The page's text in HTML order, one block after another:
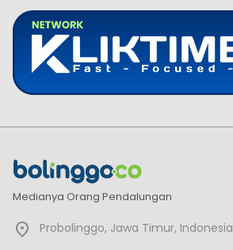
Medianya Orang Pendalungan
Probolinggo, Jawa Timur, Indonesia